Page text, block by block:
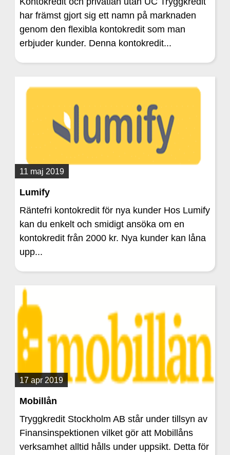
har främst gjort sig ett namn på marknaden
genom den flexibla kontokredit som man
erbjuder kunder. Denna kontokredit...
11 maj 2019
Lumify
Räntefri kontokredit för nya kunder Hos Lumify
kan du enkelt och smidigt ansöka om en
kontokredit från 2000 kr. Nya kunder kan låna
upp...
17 apr 2019
Mobillån
Tryggkredit Stockholm AB står under tillsyn av
Finansinspektionen vilket gör att Mobillåns
verksamhet alltid hålls under uppsikt. Detta för